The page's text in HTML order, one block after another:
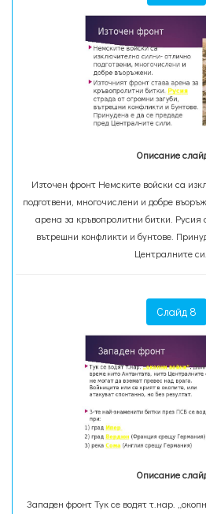
Описание
Източен фронт Немските войски са
подготвени, многочислени и добре
арена за кръвопролитни битки. Русия
вътрешни конфликти и бунтове.
Централните
Слайд 8
Описание
Западен фронт Тук се водят т.нар.